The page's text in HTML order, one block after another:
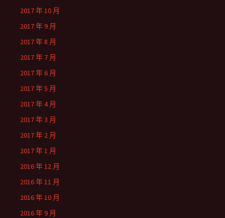
2017 年 10 月
2017 年 9 月
2017 年 8 月
2017 年 7 月
2017 年 6 月
2017 年 5 月
2017 年 4 月
2017 年 3 月
2017 年 2 月
2017 年 1 月
2016 年 12 月
2016 年 11 月
2016 年 10 月
2016 年 9 月